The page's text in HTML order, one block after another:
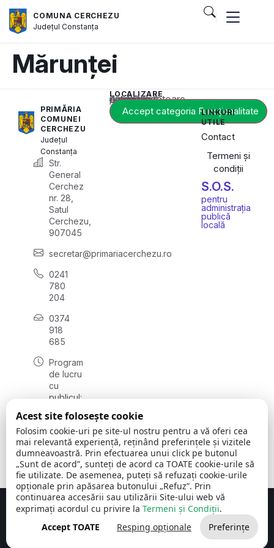
COMUNA CERCHEZU
JudețulConstanța
Mărunței
PRIMĂRIA
COMUNEI
CERCHEZU
Județul
Constanța
Str.
General
Cerchez
nr. 28,
Satul
Cerchezu,
907045
secretar@primariacerchezu.ro
0241
780
204
0374
918
685
Program
de lucru
cu
publicul:
08:00 -
16:30
, vineri:
08:00 -
14:00
LOCALIZARE
Acest conținut este blocat până când acceptați categoria corespunzătoare de cookie-uri.
Accept categoria Funcționalitate
LINKURI
UTILE
Contact
Termeni și
condiții
S.O.S.
pentru
administrația
publică
locală
Comuna Cerchezu © 2026Toate drepturile rezervate
Concept realizat de Big Media Relații Publice SRL
Acest site folosește cookie
Folosim cookie-uri pe site-ul nostru pentru a vă oferi cea
mai relevantă experiență, reținând preferințele și vizitele
dumneavoastră. Prin efectuarea unui click pe butonul
„Sunt de acord”, sunteți de acord ca TOATE cookie-urile să
fie utilizate. De asemenea, puteți să refuzați cookie-urile
opționale prin apăsarea butonului „Refuz”. Prin
continuarea accesării sau utilizării Site-ului web vă
exprimați acordul cu privire la Termeni și Condiții.
Accept TOATE
Resping opționale Preferințe